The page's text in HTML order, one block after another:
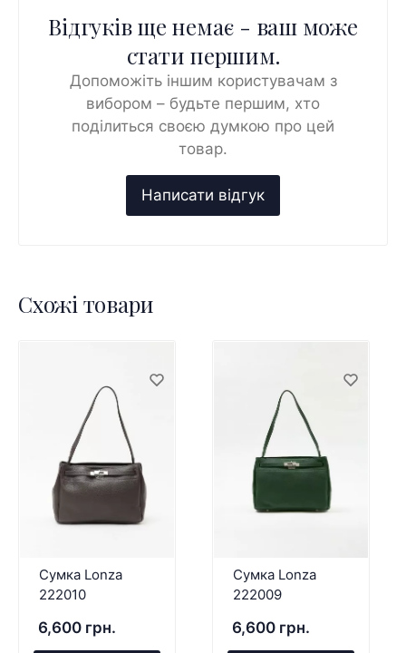
Відгуків ще немає - ваш може
стати першим.
Допоможіть іншим користувачам з
вибором – будьте першим, хто
поділиться своєю думкою про цей
товар.
Схожі товари
Сумка Lonza
222010
6,600 грн.
Сумка Lonza
222009
6,600 грн.